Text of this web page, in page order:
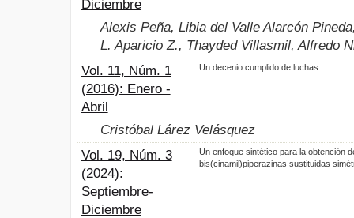
Diciembre
Alexis Peña, Libia del Valle Alarcón
L. Aparicio Z., Thayded Villasmil, Alfredo
Vol. 11, Núm. 1
(2016): Enero -
Abril
Un decenio cumplido de luchas
Cristóbal Lárez Velásquez
Vol. 19, Núm. 3
(2024):
Septiembre-
Diciembre
Un enfoque sintético para la obtención
bis(cinamil)piperazinas sustituidas